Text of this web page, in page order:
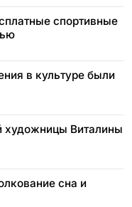
спортивные
в культуре были
художницы Виталины
сна и